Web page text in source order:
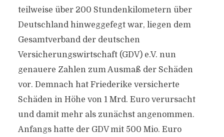
teilweise über 200 Stundenkilometern über
Deutschland hinweggefegt war, liegen dem
Gesamtverband der deutschen
Versicherungswirtschaft (GDV) e.V. nun
genauere Zahlen zum Ausmaß der Schäden
vor. Demnach hat Friederike versicherte
Schäden in Höhe von 1 Mrd. Euro verursacht
und damit mehr als zunächst angenommen.
Anfangs hatte der GDV mit 500 Mio. Euro